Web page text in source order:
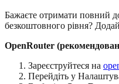
Бажаєте отримати повний
безкоштовного рівня?
OpenRouter
Зареєструйтеся на
Перейдіть у